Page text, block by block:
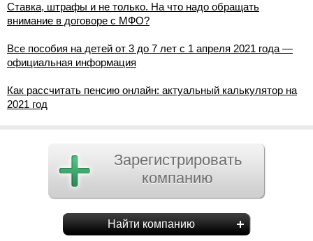
Ставка, штрафы и не только. На что надо обращать
внимание в договоре с МФО?
Все пособия на детей от 3 до 7 лет с 1 апреля 2021 года —
официальная информация
Как рассчитать пенсию онлайн: актуальный калькулятор на
2021 год
Зарегистрировать
компанию
Найти компанию